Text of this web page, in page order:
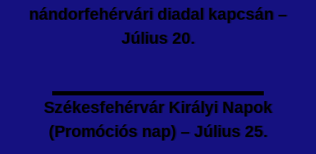
nándorfehérvári diadal kapcsán –
Július 20.
Székesfehérvár Királyi Napok
(Promóciós nap) – Július 25.